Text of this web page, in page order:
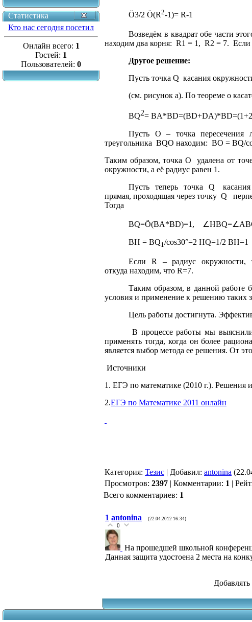
Статистика
Кто нас сегодня посетил
Онлайн всего: 1
Гостей: 1
Пользователей: 0
Ö3/2Ö(R2-1)= R-1
Возведём в квадрат обе части
находим два корня: R1 = 1, R2 = 7. Если
Другое решение:
Пусть точка Q касания
(см. рисунок а). По теореме о
BQ2=BA*BD=(BD+DA)*BD
Пусть
O – точка пересечения
треугольника BQO находим: BO = BQ/
Таким образом, точка O
удалена от
окружности, а её радиус равен 1.
Пусть
теперь точка Q касания
прямая, проходящая через точку Q
Тогда
BQ=Ö(BA*BD)=1, ∠HBQ=∠
BH = BQ1/cos30°=2HQ=1/2 BH=1
Если R – радиус окружности,
откуда находим, что R=7.
Таким образом, в данной работе
условия и применение к решению таких
Цель работы достигнута.
В процессе работы мы
применять тогда, когда он более
является выбор метода ее решения. От
Источники
1. ЕГЭ по математике (2010 г.). Решения
2.ЕГЭ по Математике 2011 онлайн
Категория: Тезис | Добавил: antonina
Просмотров: 2397 | Комментарии: 1 |
Всего комментариев: 1
1 antonina (22.04.2012 16:34)
0
На прошедшей школьной
Данная защита удостоена 2 места на